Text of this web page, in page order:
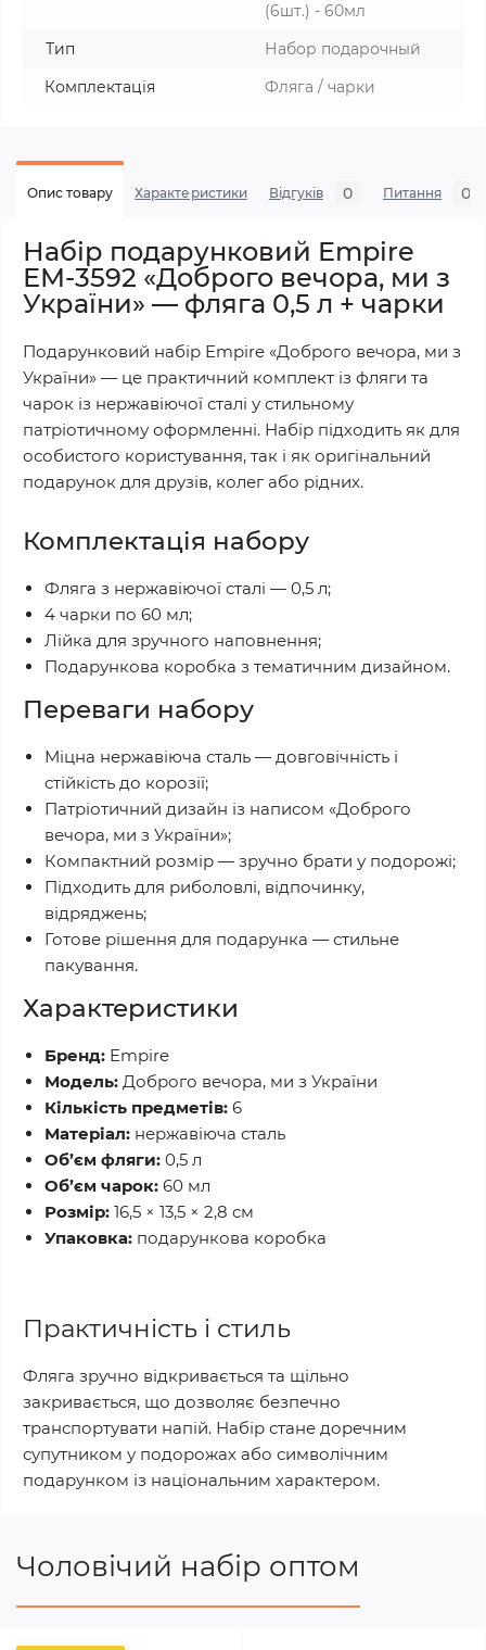
(6шт.) - 60мл
Тип
Набор подарочный
Комплектація
Фляга / чарки
Опис товару Характеристики Відгуків 0 Питання 0
Набір подарунковий Empire
ЕМ-3592 «Доброго вечора, ми з
України» — фляга 0,5 л + чарки
Подарунковий набір Empire «Доброго вечора, ми з
України» — це практичний комплект із фляги та
чарок із нержавіючої сталі у стильному
патріотичному оформленні. Набір підходить як для
особистого користування, так і як оригінальний
подарунок для друзів, колег або рідних.
Комплектація набору
Фляга з нержавіючої сталі — 0,5 л;
4 чарки по 60 мл;
Лійка для зручного наповнення;
Подарункова коробка з тематичним дизайном.
Переваги набору
Міцна нержавіюча сталь — довговічність і
стійкість до корозії;
Патріотичний дизайн із написом «Доброго
вечора, ми з України»;
Компактний розмір — зручно брати у подорожі;
Підходить для риболовлі, відпочинку,
відряджень;
Готове рішення для подарунка — стильне
пакування.
Характеристики
Бренд: Empire
Модель: Доброго вечора, ми з України
Кількість предметів: 6
Матеріал: нержавіюча сталь
Об’єм фляги: 0,5 л
Об’єм чарок: 60 мл
Розмір: 16,5 × 13,5 × 2,8 см
Упаковка: подарункова коробка
Практичність і стиль
Фляга зручно відкривається та щільно
закривається, що дозволяє безпечно
транспортувати напій. Набір стане доречним
супутником у подорожах або символічним
подарунком із національним характером.
Чоловічий набір оптом